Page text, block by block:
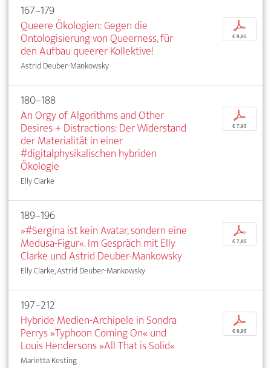
167–179
Queere Ökologien: Gegen die
Ontologisierung von Queerness, für
den Aufbau queerer Kollektive!
Astrid Deuber-Mankowsky
p
€ 9,95
180–188
An Orgy of Algorithms and Other
Desires + Distractions: Der Widerstand
der Materialität in einer
#digitalphysikalischen hybriden
Ökologie
Elly Clarke
p
€ 7,95
189–196
»#Sergina ist kein Avatar, sondern eine
Medusa-Figur«. Im Gespräch mit Elly
Clarke und Astrid Deuber-Mankowsky
Elly Clarke, Astrid Deuber-Mankowsky
p
€ 7,95
197–212
Hybride Medien-Archipele in Sondra
Perrys »Typhoon Coming On« und
Louis Hendersons »All That is Solid«
Marietta Kesting
p
€ 9,95